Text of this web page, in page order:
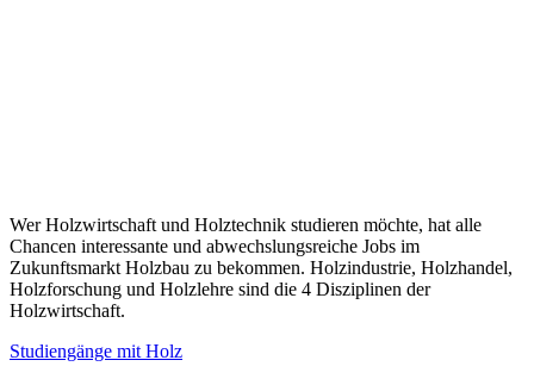
Wer Holzwirtschaft und Holztechnik studieren möchte, hat alle
Chancen interessante und abwechslungsreiche Jobs im
Zukunftsmarkt Holzbau zu bekommen. Holzindustrie, Holzhandel,
Holzforschung und Holzlehre sind die 4 Disziplinen der
Holzwirtschaft.
Studiengänge mit Holz